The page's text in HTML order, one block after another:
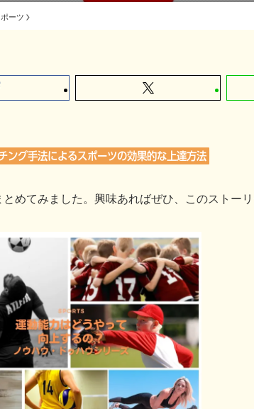
ーツ
ング手法によるスポーツの効果的な上達方法
めてみました。興味あればぜひ、このストー